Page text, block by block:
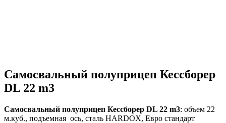
Самосвальный полуприцеп Кессборер
DL 22 m3
Самосвальный полуприцеп Кессборер DL 22 m3: объем 22
м.куб., подъемная ось, сталь HARDOX, Евро стандарт